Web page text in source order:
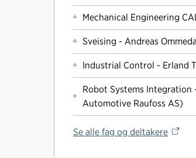
Mechanical Engineering
Sveising - Andreas
Industrial Control - Erland
Robot Systems Integration
Automotive Raufoss AS)
Se alle fag og deltakere